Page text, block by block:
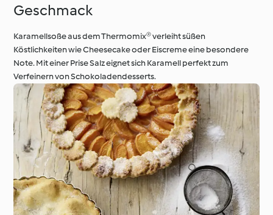
Geschmack
Karamellsoße aus dem Thermomix® verleiht süßen
Köstlichkeiten wie Cheesecake oder Eiscreme eine besondere
Note. Mit einer Prise Salz eignet sich Karamell perfekt zum
Verfeinern von Schokoladendesserts.